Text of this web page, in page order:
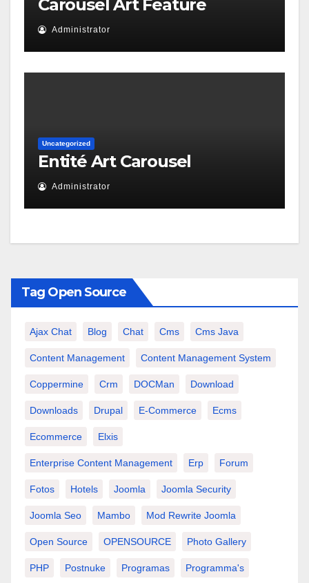
Carousel Art Feature
Administrator
Uncategorized
Entité Art Carousel
Administrator
Tag Open Source
Ajax Chat Blog Chat Cms Cms Java
Content Management Content Management System
Coppermine Crm DOCMan Download
Downloads Drupal E-Commerce Ecms
Ecommerce Elxis
Enterprise Content Management Erp Forum
Fotos Hotels Joomla Joomla Security
Joomla Seo Mambo Mod Rewrite Joomla
Open Source OPENSOURCE Photo Gallery
PHP Postnuke Programas Programma's